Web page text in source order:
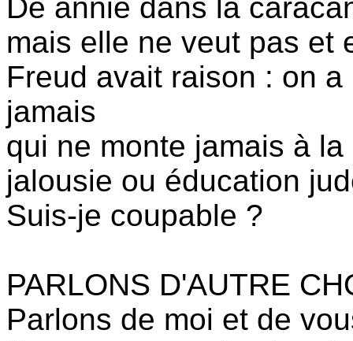
De annie dans la
mais elle ne veut pas et
Freud avait raison : on
jamais
qui ne monte jamais à
jalousie ou éducation
Suis-je coupable ?
PARLONS D'AUTRE
Parlons de moi et de